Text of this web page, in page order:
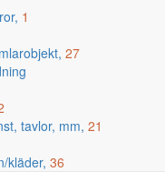
1
27
tavlor, mm, 21
kläder, 36